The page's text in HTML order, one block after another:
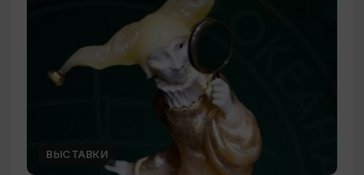
ВЫСТАВКИ